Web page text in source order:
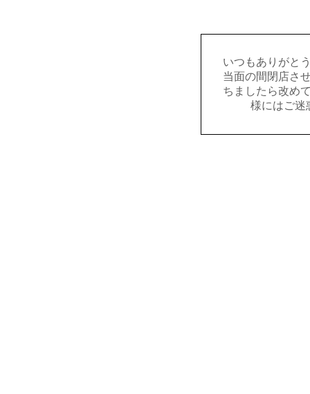
いつもありがと
当面の間閉店さ
ちましたら改め
様にはご迷